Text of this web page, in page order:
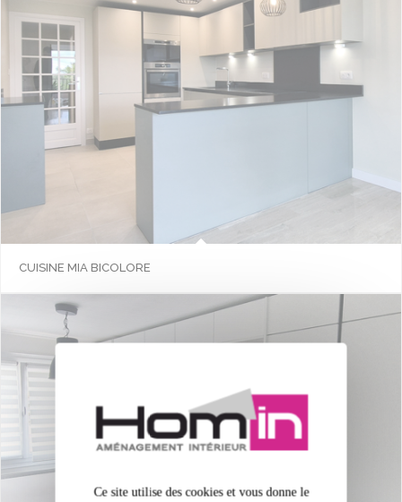
CUISINE MIA BICOLORE
Ce site utilise des cookies et vous donne le